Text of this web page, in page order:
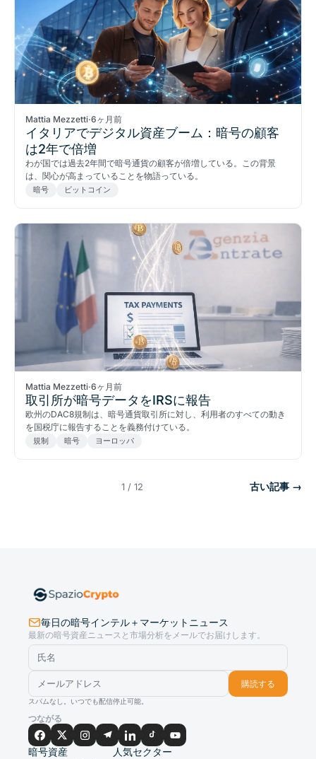
Mattia Mezzetti·6ヶ月前
イタリアでデジタル資産ブーム：暗号の顧客
は2年で倍増
わが国では過去2年間で暗号通貨の顧客が倍増している。この背景
は、関心が高まっていることを物語っている。
暗号 ビットコイン
Mattia Mezzetti·6ヶ月前
取引所が暗号データをIRSに報告
欧州のDAC8規制は、暗号通貨取引所に対し、利用者のすべての動き
を国税庁に報告することを義務付けている。
規制 暗号 ヨーロッパ
1 / 12 古い記事 →
毎日の暗号インテル＋マーケットニュース
最新の暗号資産ニュースと市場分析をメールでお届けします。
購読する
スパムなし。いつでも配信停止可能。
つながる
暗号資産 人気セクター